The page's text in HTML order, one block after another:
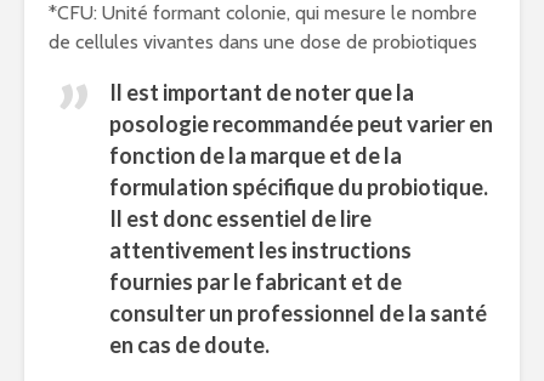
*CFU: Unité formant colonie, qui mesure le nombre
de cellules vivantes dans une dose de probiotiques
Il est important de noter que la
posologie recommandée peut varier en
fonction de la marque et de la
formulation spécifique du probiotique.
Il est donc essentiel de lire
attentivement les instructions
fournies par le fabricant et de
consulter un professionnel de la santé
en cas de doute.